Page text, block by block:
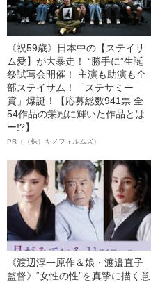
《祝59歳》日本中の【ステイサ
ム愛】が大暴走！ “勝手に”生誕
祭試写会開催！ 主演も助演も全
部ステイサム！「ステサミー
賞」爆誕！【応募総数941票 全
54作品の栄冠に輝いた作品とは
ー!?】
PR（（株）キノフィルムズ）
《渡辺淳一原作＆娘・渡邉直子
監督》“女性の性”を真摯に描く意